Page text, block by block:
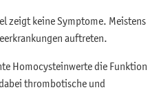
zeigt keine Symptome. Meistens
auftreten.
Homocysteinwerte die Funktion
thrombotische und